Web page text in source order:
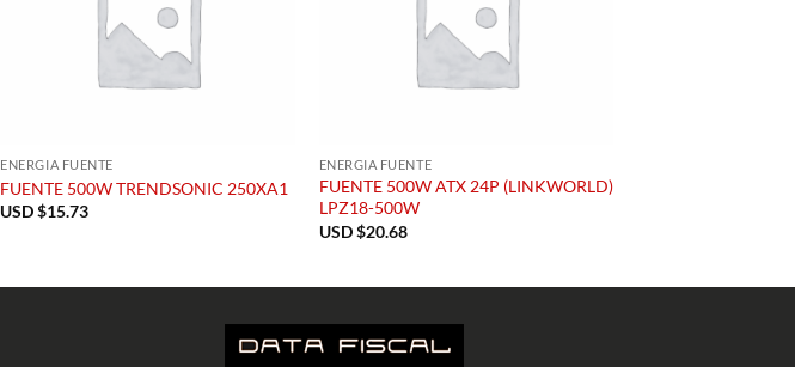
ENERGIA FUENTE
FUENTE 500W TRENDSONIC 250XA1
USD $15.73
ENERGIA FUENTE
FUENTE 500W ATX 24P (LINKWORLD)
LPZ18-500W
USD $20.68